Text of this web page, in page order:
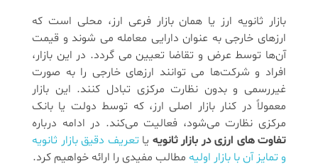
بازار ثانویه ارز یا همان بازار فرعی ارز، محلی است که
ارزهای خارجی به عنوان دارایی معامله می‌ شوند و قیمت
آن‌ها توسط عرض و تقاضا تعیین می‌ گردد. در این بازار،
افراد و شرکت‌ها می‌ توانند ارزهای خارجی را به صورت
غیررسمی و بدون نظارت مرکزی تبادل کنند. این بازار
معمولاً در کنار بازار اصلی ارز، که توسط دولت یا بانک
مرکزی نظارت می‌شود، فعالیت می‌کند. در ادامه درباره
تفاوت های ارزی در بازار ثانویه یا تعریف دقیق بازار ثانویه
و تمایز آن با بازار اولیه مطالب مفیدی را ارائه خواهیم کرد.